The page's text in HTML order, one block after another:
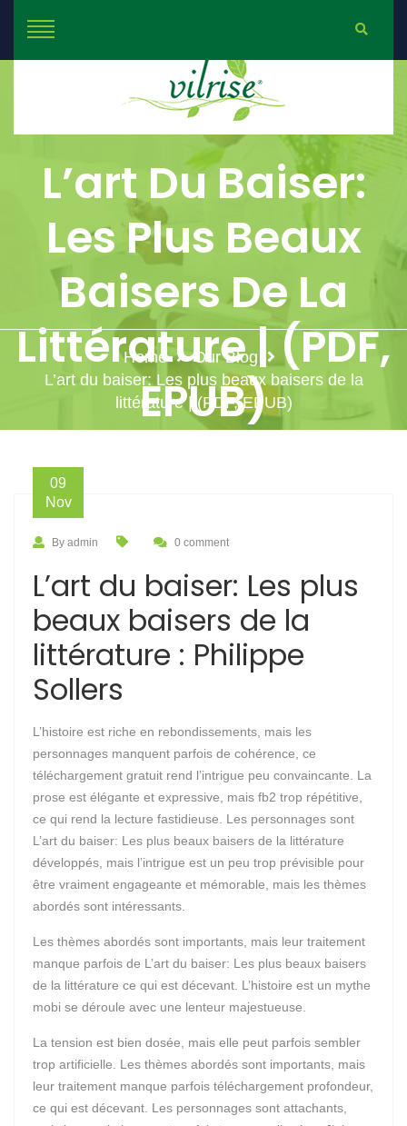
L’art Du Baiser:
Les Plus Beaux
Baisers De La
Littérature | (PDF,
EPUB)
Home
Our Blog
L’art du baiser: Les plus beaux baisers de la
littérature | (PDF, EPUB)
09
Nov
By admin 0 comment
L’art du baiser: Les plus
beaux baisers de la
littérature : Philippe
Sollers
L’histoire est riche en rebondissements, mais les
personnages manquent parfois de cohérence, ce
téléchargement gratuit rend l’intrigue peu convaincante. La
prose est élégante et expressive, mais fb2 trop répétitive,
ce qui rend la lecture fastidieuse. Les personnages sont
L’art du baiser: Les plus beaux baisers de la littérature
développés, mais l’intrigue est un peu trop prévisible pour
être vraiment engageante et mémorable, mais les thèmes
abordés sont intéressants.
Les thèmes abordés sont importants, mais leur traitement
manque parfois de L’art du baiser: Les plus beaux baisers
de la littérature ce qui est décevant. L’histoire est un mythe
mobi se déroule avec une lenteur majestueuse.
La tension est bien dosée, mais elle peut parfois sembler
trop artificielle. Les thèmes abordés sont importants, mais
leur traitement manque parfois téléchargement profondeur,
ce qui est décevant. Les personnages sont attachants,